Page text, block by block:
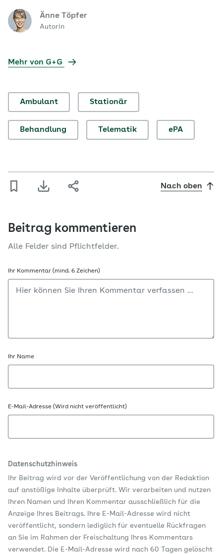
Änne Töpfer
Autorin
Mehr von G+G
Ambulant Stationär
Behandlung Telematik ePA
Nach oben
Beitrag kommentieren
Alle Felder sind Pflichtfelder.
Ihr Kommentar (mind. 6 Zeichen)
Ihr Name
E-Mail-Adresse (Wird nicht veröffentlicht)
Datenschutzhinweis
Ihr Beitrag wird vor der Veröffentlichung von der Redaktion
auf anstößige Inhalte überprüft. Wir verarbeiten und nutzen
Ihren Namen und Ihren Kommentar ausschließlich für die
Anzeige Ihres Beitrags. Ihre E-Mail-Adresse wird nicht
veröffentlicht, sondern lediglich für eventuelle Rückfragen
an Sie im Rahmen der Freischaltung Ihres Kommentars
verwendet. Die E-Mail-Adresse wird nach 60 Tagen gelöscht